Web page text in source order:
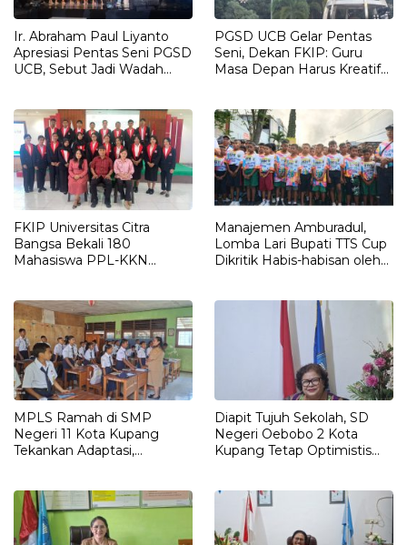
Ir. Abraham Paul Liyanto
Apresiasi Pentas Seni PGSD
UCB, Sebut Jadi Wadah
PGSD UCB Gelar Pentas
Seni, Dekan FKIP: Guru
Masa Depan Harus Kreatif
FKIP Universitas Citra
Bangsa Bekali 180
Mahasiswa PPL-KKN
Adaptif
Manajemen Amburadul,
Lomba Lari Bupati TTS Cup
Dikritik Habis-habisan oleh
MPLS Ramah di SMP
Negeri 11 Kota Kupang
Tekankan Adaptasi,
Diapit Tujuh Sekolah, SD
Negeri Oebobo 2 Kota
Kupang Tetap Optimistis